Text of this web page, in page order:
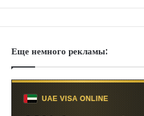
Еще немного рекламы: